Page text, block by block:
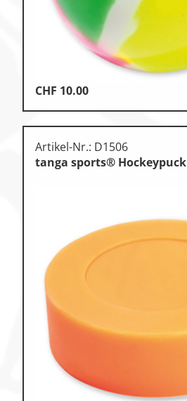
CHF 10.00
Artikel-Nr.: D1506
tanga sports® Hockeypuck